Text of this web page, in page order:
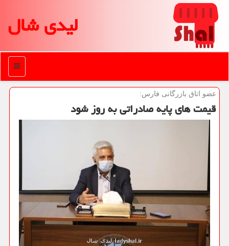
لیدی شال
منو
عضو اتاق بازرگانی فارس:
قیمت های پایه صادراتی به روز شود